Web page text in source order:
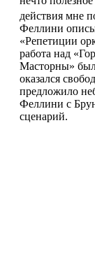
действия мне
Феллини
«Репетиции
работа над
Масторны»
оказался
предложило
Феллини с
сценарий.